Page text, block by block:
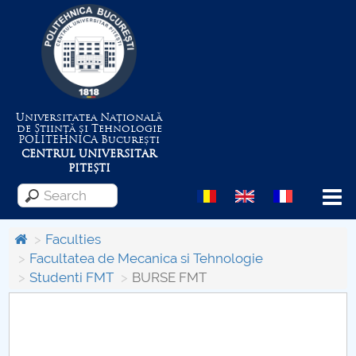
Universitatea Națională
de Știință și Tehnologie
POLITEHNICABucurești
CENTRUL UNIVERSITAR
PITEȘTI
Menu
About the University
Faculties
Facultatea de Mecanica si Tehnologie
Studenti FMT
BURSE FMT